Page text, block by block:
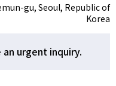
gu, Seoul, Republic of
Korea
urgent inquiry.